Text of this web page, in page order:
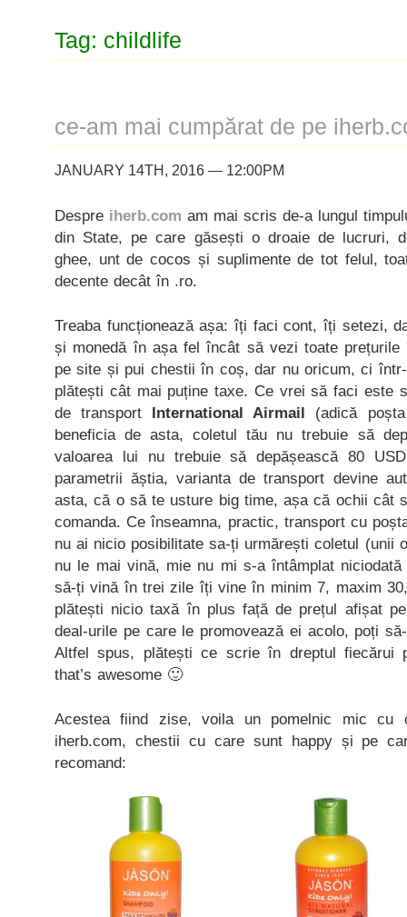
Tag: childlife
ce-am mai cumpărat de pe
JANUARY 14TH, 2016 — 12:00PM
Despre iherb.com am mai scris de-a lungul
din State, pe care găsești o droaie de lucruri,
ghee, unt de cocos și suplimente de tot felul,
decente decât în .ro.
Treaba funcționează așa: îți faci cont, îți setezi,
și monedă în așa fel încât să vezi toate
pe site și pui chestii în coș, dar nu oricum, ci
plătești cât mai puține taxe. Ce vrei să faci este
de transport International Airmail (adică
beneficia de asta, coletul tău nu trebuie să
valoarea lui nu trebuie să depășească 80
parametrii ăștia, varianta de transport devine
asta, că o să te usture big time, așa că ochii cât
comanda. Ce înseamna, practic, transport cu
nu ai nicio posibilitate sa-ți urmărești coletul (unii
nu le mai vină, mie nu mi s-a întâmplat
să-ți vină în trei zile îți vine în minim 7, maxim
plătești nicio taxă în plus față de prețul afișat
deal-urile pe care le promovează ei acolo, poți
Altfel spus, plătești ce scrie în dreptul fiecărui
that’s awesome 🙂
Acestea fiind zise, voila un pomelnic mic cu
iherb.com, chestii cu care sunt happy și pe
recomand: